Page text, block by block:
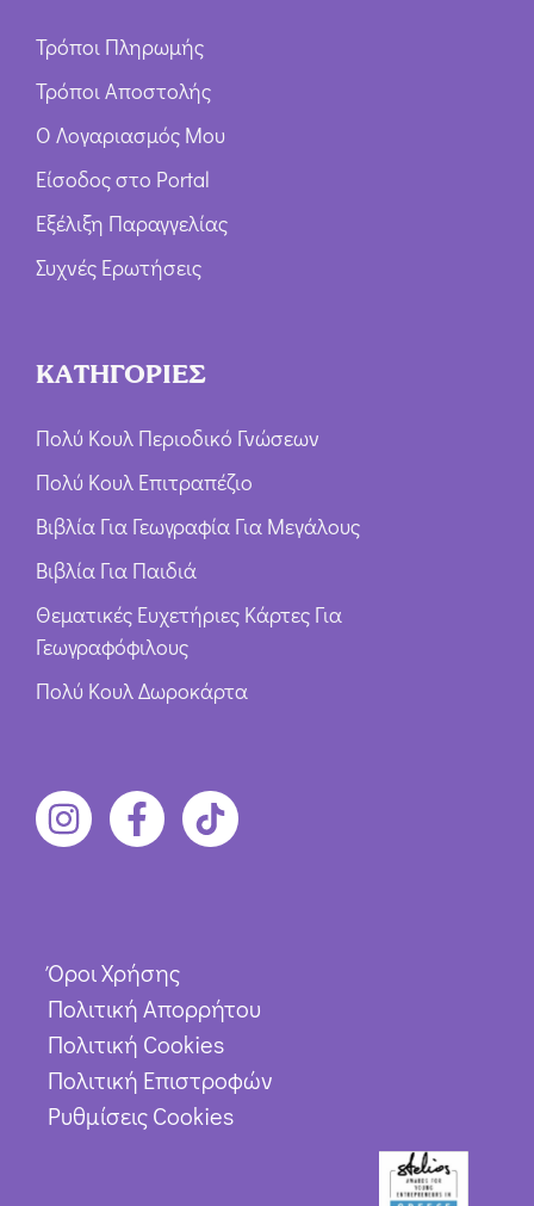
Τρόποι Πληρωμής
Τρόποι Αποστολής
Ο Λογαριασμός Μου
Είσοδος στο Portal
Εξέλιξη Παραγγελίας
Συχνές Ερωτήσεις
ΚΑΤΗΓΟΡΙΕΣ
Πολύ Κουλ Περιοδικό Γνώσεων
Πολύ Κουλ Επιτραπέζιο
Βιβλία Για Γεωγραφία Για Μεγάλους
Βιβλία Για Παιδιά
Θεματικές Ευχετήριες Κάρτες Για
Γεωγραφόφιλους
Πολύ Κουλ Δωροκάρτα
Όροι Χρήσης
Πολιτική Απορρήτου
Πολιτική Cookies
Πολιτική Επιστροφών
Ρυθμίσεις Cookies